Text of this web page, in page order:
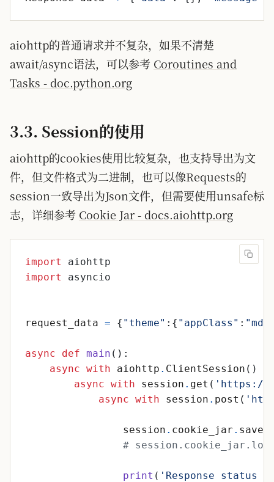
aiohttp的普通请求并不复杂，如果不清楚
await/async语法，可以参考 Coroutines and
Tasks - doc.python.org
3.3. Session的使用
aiohttp的cookies使用比较复杂，也支持导出为文
件，但文件格式为二进制，也可以像Requests的
session一致导出为Json文件，但需要使用unsafe标
志，详细参考 Cookie Jar - docs.aiohttp.org
import
aiohttp
import
asyncio
request_data = { " theme" : { " appClass " : "
async def main ( ) :
async with aiohttp . ClientSession ( )
async with session . get ( ' https://
async with session . post ( '
session . cookie_jar . save
#
print ( ' Response status